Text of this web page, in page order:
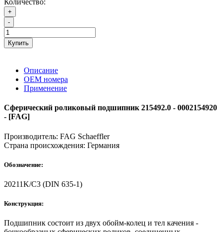
Количество:
+
-
Купить
Описание
ОЕМ номера
Применение
Сферический роликовый подшипник 215492.0 - 0002154920
- [FAG]
Производитель: FAG Schaeffler
Страна происхождения: Германия
Обозначение:
20211K/C3 (DIN 635-1)
Конструкция:
Подшипник состоит из двух обойм-колец и тел качения -